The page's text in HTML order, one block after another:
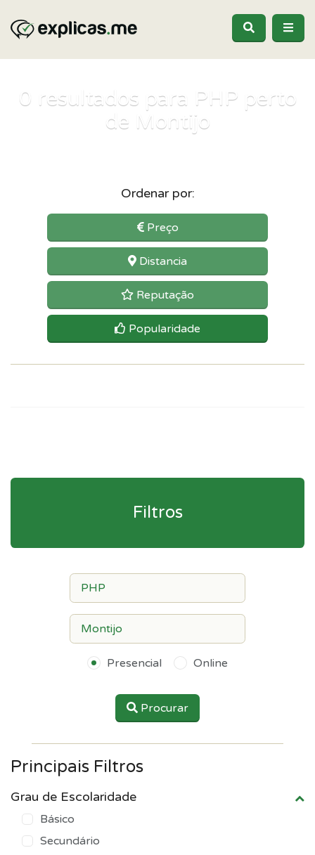
0 resultados para PHP perto
de Montijo
Ordenar por:
Preço
Distancia
Reputação
Popularidade
Filtros
Presencial Online
Procurar
Principais Filtros
Grau de Escolaridade
Básico
Secundário